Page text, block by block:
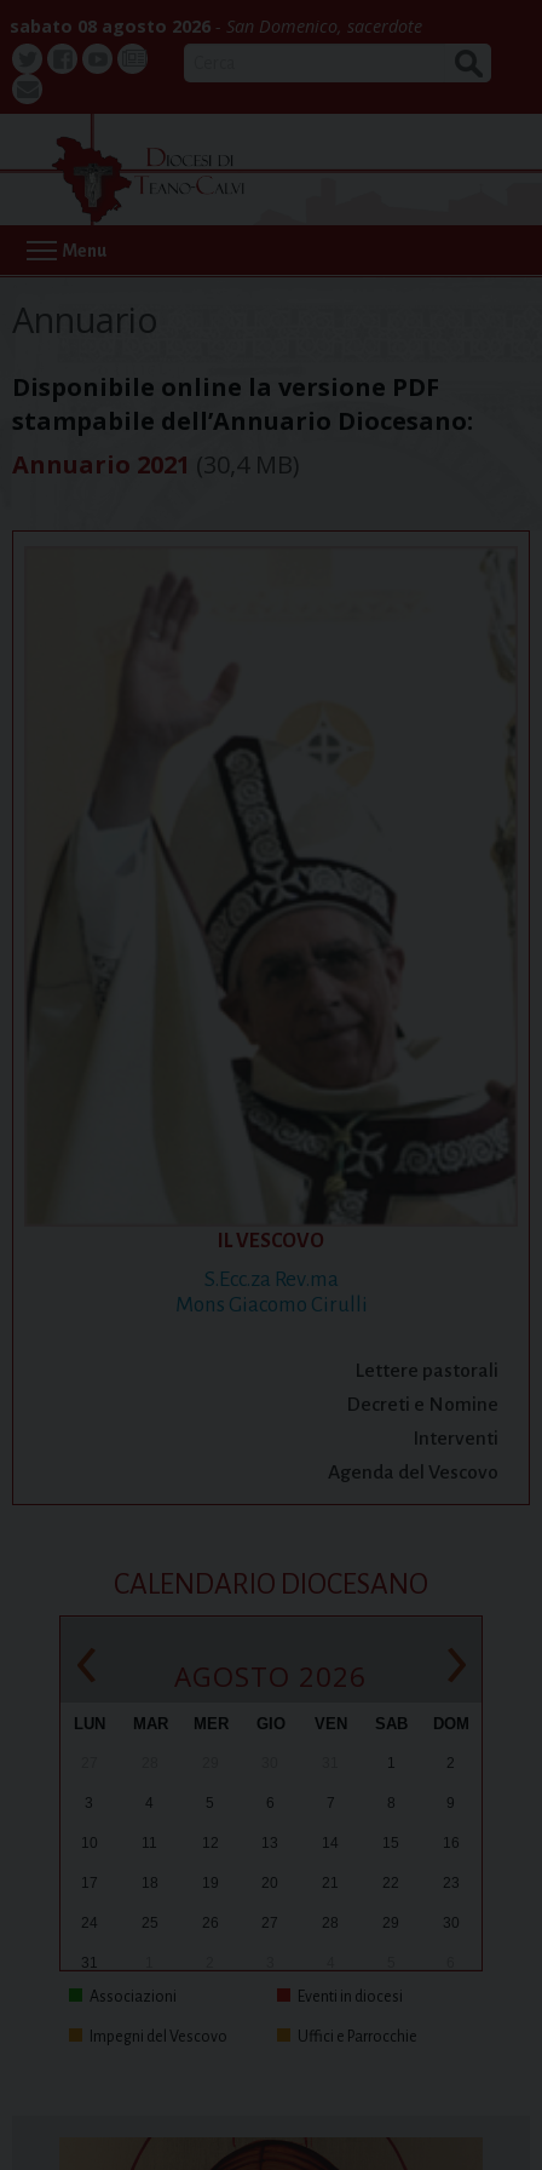
content
sabato 08 agosto 2026 San Domenico, sacerdote
Twitter
Buona
webmail
Menu
Annuario
Disponibile online la versione PDF
stampabile dell’Annuario Diocesano:
Annuario 2021 (30,4 MB)
IL VESCOVO
S.Ecc.za Rev.ma
Mons Giacomo Cirulli
Lettere pastorali
Decreti e Nomine
Interventi
Agenda del Vescovo
CALENDARIO DIOCESANO
‹ AGOSTO 2026 ›
LUN MAR MER GIO VEN SAB DOM
1 2
3 4 5 6 7 8 9
10 11 12 13 14 15 16
17 18 19 20 21 22 23
24 25 26 27 28 29 30
31
Associazioni
Eventi in diocesi
Impegni del Vescovo Uffici e Parrocchie